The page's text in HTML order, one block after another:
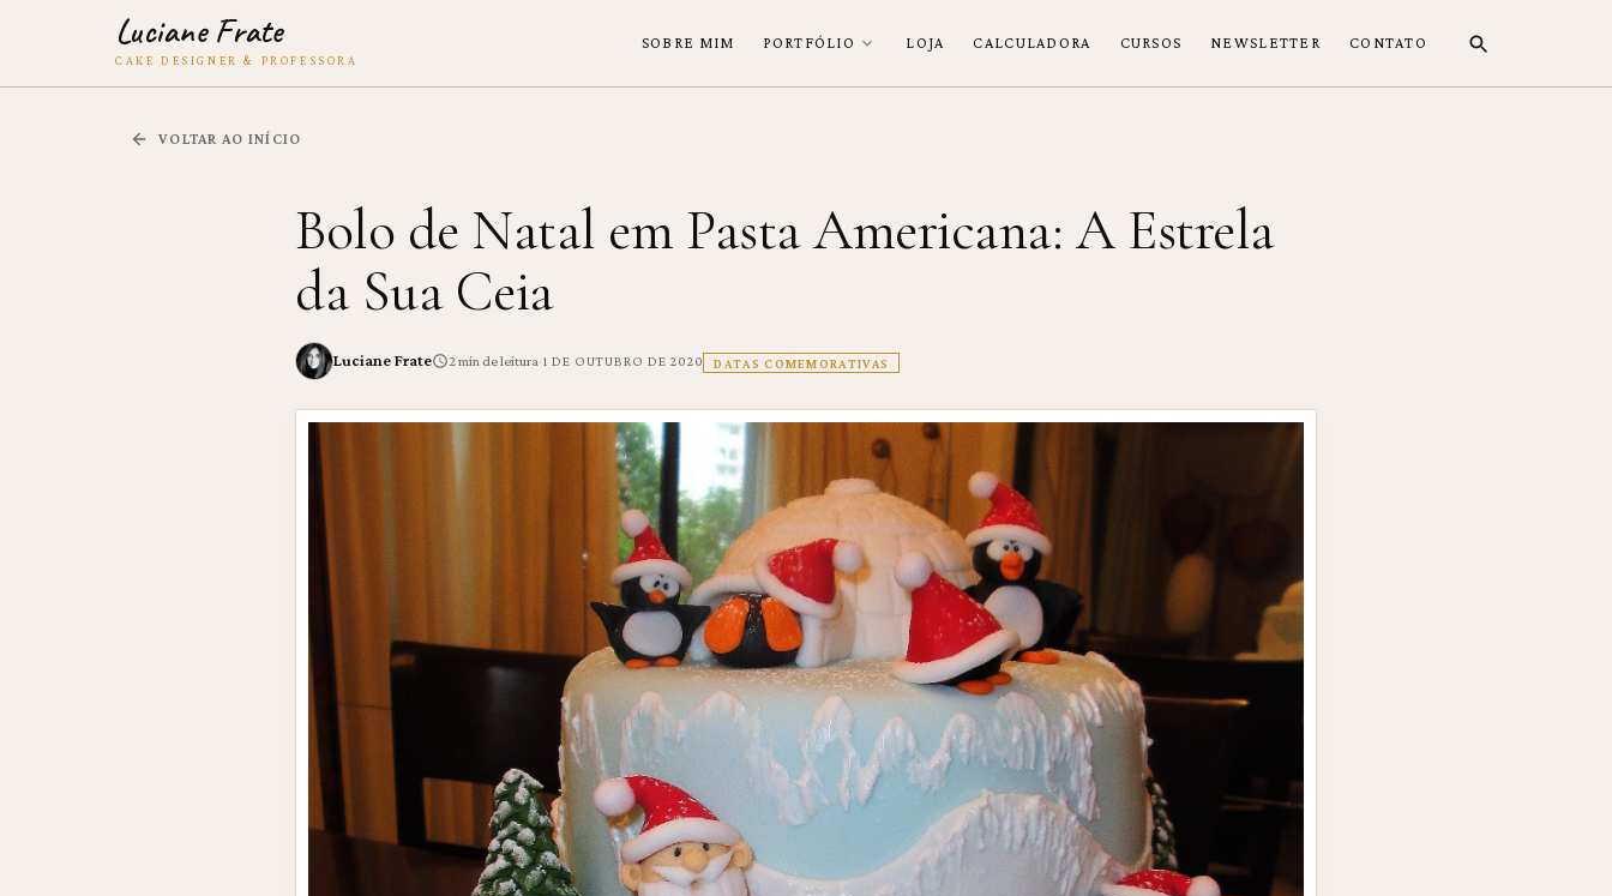
Luciane Frate
CAKE DESIGNER & PROFESSORA
SOBRE MIM PORTFÓLIO LOJA CALCULADORA CURSOS NEWSLETTER CONTATO
VOLTAR AO INÍCIO
Bolo de Natal em Pasta Americana: A Estrela
da Sua Ceia
Luciane Frate 2min de leitura·1 DE OUTUBRO DE 2020 DATAS COMEMORATIVAS